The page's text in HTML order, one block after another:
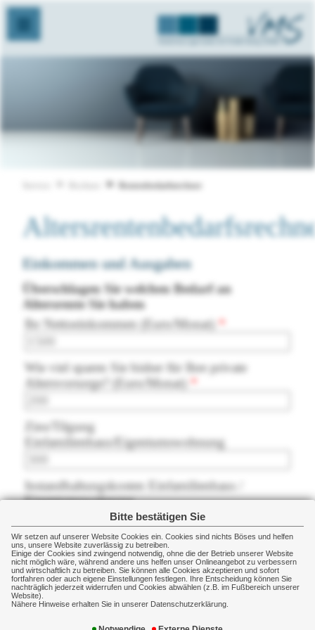
Bitte bestätigen Sie
Wir setzen auf unserer Website Cookies ein. Cookies sind nichts Böses und helfen
uns, unsere Website zuverlässig zu betreiben.
Einige der Cookies sind zwingend notwendig, ohne die der Betrieb unserer Website
nicht möglich wäre, während andere uns helfen unser Onlineangebot zu verbessern
und wirtschaftlich zu betreiben. Sie können alle Cookies akzeptieren und sofort
fortfahren oder auch eigene Einstellungen festlegen. Ihre Entscheidung können Sie
nachträglich jederzeit widerrufen und Cookies abwählen (z.B. im Fußbereich unserer
Website).
Nähere Hinweise erhalten Sie in unserer Datenschutzerklärung.
Rentenbedarfsrechner
Einkommen und Ausgaben
Überschlagen Sie welchen Bedarf an
Altersrente Sie haben
Ihr Nettoeinkommen (Euro/Monat)
Wie viel sparen Sie bisher für Ihre private
Altersvorsorge? (Euro/Monat)
Zins/Tilgung
Einfamilienhaus/Eigentumswohnung
Instandhaltungskosten Einfamilienhaus /
Eigentumswohnung
(ca. 1,5 Promille des Gebäudewerts)
(z.B: 300.000 Gebäudewert -> 450,- Euro)
Welche Aufwendungen fallen im Rentenalter
weg
(z.B. Zweitwagen, Benzinkosten...)